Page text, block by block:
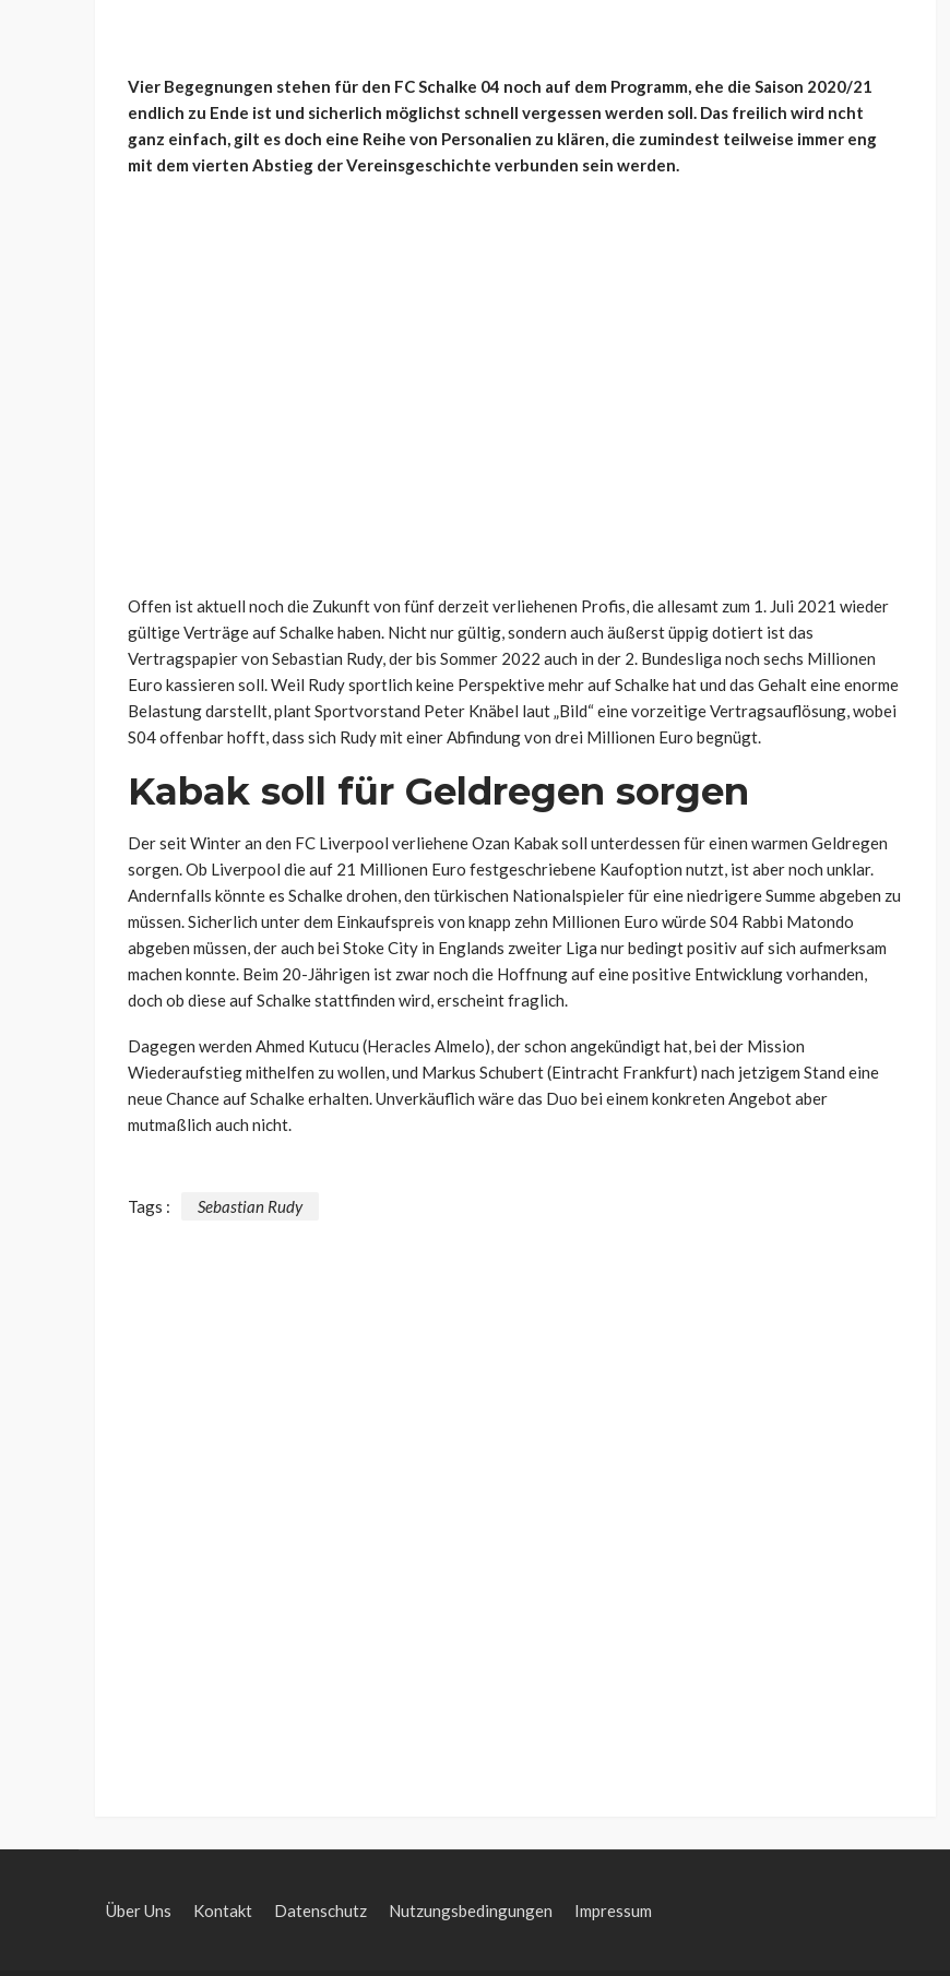
Vier Begegnungen stehen für den FC Schalke 04 noch auf dem Programm, ehe die Saison 2020/21
endlich zu Ende ist und sicherlich möglichst schnell vergessen werden soll. Das freilich wird ncht
ganz einfach, gilt es doch eine Reihe von Personalien zu klären, die zumindest teilweise immer eng
mit dem vierten Abstieg der Vereinsgeschichte verbunden sein werden.
Offen ist aktuell noch die Zukunft von fünf derzeit verliehenen Profis, die allesamt zum 1. Juli 2021 wieder
gültige Verträge auf Schalke haben. Nicht nur gültig, sondern auch äußerst üppig dotiert ist das
Vertragspapier von Sebastian Rudy, der bis Sommer 2022 auch in der 2. Bundesliga noch sechs Millionen
Euro kassieren soll. Weil Rudy sportlich keine Perspektive mehr auf Schalke hat und das Gehalt eine enorme
Belastung darstellt, plant Sportvorstand Peter Knäbel laut „Bild“ eine vorzeitige Vertragsauflösung, wobei
S04 offenbar hofft, dass sich Rudy mit einer Abfindung von drei Millionen Euro begnügt.
Kabak soll für Geldregen sorgen
Der seit Winter an den FC Liverpool verliehene Ozan Kabak soll unterdessen für einen warmen Geldregen
sorgen. Ob Liverpool die auf 21 Millionen Euro festgeschriebene Kaufoption nutzt, ist aber noch unklar.
Andernfalls könnte es Schalke drohen, den türkischen Nationalspieler für eine niedrigere Summe abgeben zu
müssen. Sicherlich unter dem Einkaufspreis von knapp zehn Millionen Euro würde S04 Rabbi Matondo
abgeben müssen, der auch bei Stoke City in Englands zweiter Liga nur bedingt positiv auf sich aufmerksam
machen konnte. Beim 20-Jährigen ist zwar noch die Hoffnung auf eine positive Entwicklung vorhanden,
doch ob diese auf Schalke stattfinden wird, erscheint fraglich.
Dagegen werden Ahmed Kutucu (Heracles Almelo), der schon angekündigt hat, bei der Mission
Wiederaufstieg mithelfen zu wollen, und Markus Schubert (Eintracht Frankfurt) nach jetzigem Stand eine
neue Chance auf Schalke erhalten. Unverkäuflich wäre das Duo bei einem konkreten Angebot aber
mutmaßlich auch nicht.
Tags : Sebastian Rudy
Über Uns Kontakt Datenschutz Nutzungsbedingungen Impressum